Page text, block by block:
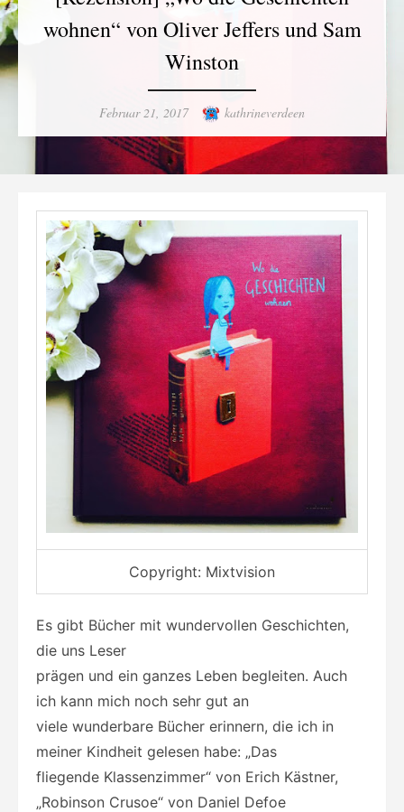
wohnen“ von Oliver Jeffers und Sam
Winston
Posted
Februar 21, 2017 Author
kathrineverdeen
Copyright: Mixtvision
Es gibt Bücher mit wundervollen Geschichten,
die uns Leser
prägen und ein ganzes Leben begleiten. Auch
ich kann mich noch sehr gut an
viele wunderbare Bücher erinnern, die ich in
meiner Kindheit gelesen habe: „Das
fliegende Klassenzimmer“ von Erich Kästner,
„Robinson Crusoe“ von Daniel Defoe